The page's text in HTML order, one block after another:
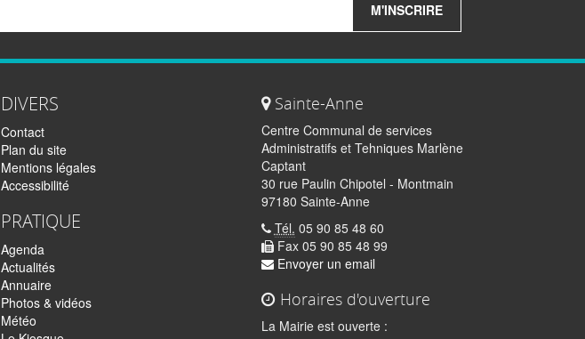
M'INSCRIRE
DIVERS
Contact
Plan du site
Mentions légales
Accessibilité
PRATIQUE
Agenda
Actualités
Annuaire
Photos & vidéos
Météo
Sainte-Anne
Centre Communal de services
Administratifs et Tehniques Marlène
Captant
30 rue Paulin Chipotel - Montmain
97180 Sainte-Anne
Tél. 05 90 85 48 60
Fax 05 90 85 48 99
Envoyer un email
Horaires d'ouverture
La Mairie est ouverte :